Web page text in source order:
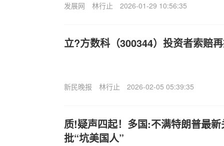
发展网 林行止 2026-01-29 10:56:35
立?方数科（300344）投资者索赔
新民晚报 林行止 2026-02-05 05:39:35
质!疑声四起！多国:不满特朗普最
批“坑美国人”